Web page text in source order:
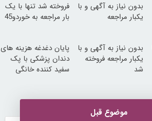
بدون نیاز به آگهی و با
یکبار مراجعه
فروخته شد تنها با یک
بار مراجعه به خوردو45
بدون نیاز به آگهی و با
یکبار مراجعه فروخته
شد
پایان دغدغه هزینه های
دندان پزشکی با پک
سفید کننده خانگی
موضوع قبل